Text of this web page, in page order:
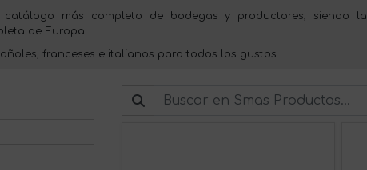
catálogo más completo de bodegas y productores, siendo la
de Europa.
franceses e italianos para todos los gustos.